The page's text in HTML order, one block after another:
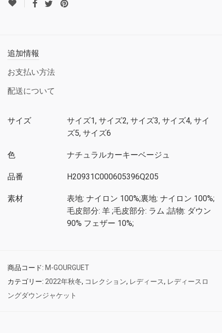
追加情報
お支払い方法
配送について
サイズ
サイズ1, サイズ2, サイズ3, サイズ4, サイ
ズ5, サイズ6
色 ナチュラルカーキーベージュ
品番 H20931C000605396Q205
素材
表地: ナイロン 100%;裏地: ナイロン 100%;
毛皮部分: 羊 ;毛皮部分: ラム ;詰物: ダウン
90% フェザー 10%;
商品コード: M-GOURGUET
カテゴリー: 2022年秋冬, コレクション, レディース, レディースロ
ングダウンジャケット